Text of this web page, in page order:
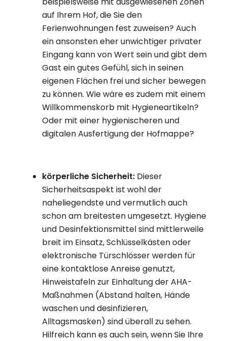
auf Ihrem Hof, die Sie den
Ferienwohnungen fest zuweisen? Auch
ein ansonsten eher unwichtiger privater
Eingang kann von Wert sein und gibt dem
Gast ein gutes Gefühl, sich in seinen
eigenen Flächen frei und sicher bewegen
zu können. Wie wäre es zudem mit einem
Willkommenskorb mit Hygieneartikeln?
Oder mit einer hygienischeren und
digitalen Ausfertigung der Hofmappe?
körperliche Sicherheit: Dieser
Sicherheitsaspekt ist wohl der
naheliegendste und vermutlich auch
schon am breitesten umgesetzt. Hygiene
und Desinfektionsmittel sind mittlerweile
breit im Einsatz, Schlüsselkästen oder
elektronische Türschlösser werden für
eine kontaktlose Anreise genutzt,
Hinweistafeln zur Einhaltung der AHA-
Maßnahmen (Abstand halten, Hände
waschen und desinfizieren,
Alltagsmasken) sind überall zu sehen.
Hilfreich kann es auch sein, wenn Sie Ihre